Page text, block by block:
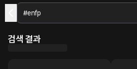
검색 결과